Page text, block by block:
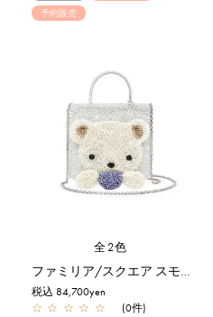
予約販売
全2色
ファミリア/スクエア スモール/シルバー【受注販売商品】
税込 84,700yen
☆ ☆ ☆ ☆ ☆ (0件)